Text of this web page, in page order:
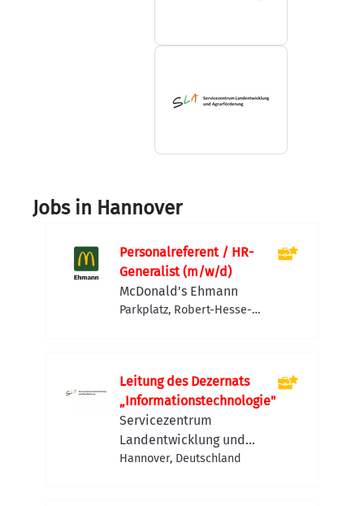
Jobs in Hannover
Personalreferent / HR-
Generalist (m/w/d)
McDonald's Ehmann
Parkplatz, Robert-Hesse-
Leitung des Dezernats
„Informationstechnologie"
Servicezentrum
Landentwicklung und
Agrarförderung
Hannover, Deutschland